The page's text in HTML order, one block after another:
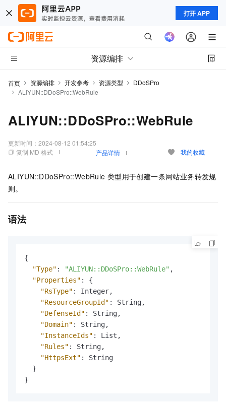
打开 APP
资源编排
首页 资源编排 开发参考 资源类型
DDoSPro
ALIYUN::DDoSPro::WebRule
ALIYUN::DDoSPro::WebRule
更新时间： 2024-08-12 01:54:25
复制 MD 格式
产品详情 我的收藏
ALIYUN::DDoSPro::WebRule 类型用于创建一条网站业务转发规
则。
语法
{
"Type" : "ALIYUN::DDoSPro::WebRule" ,
"Properties" :
{
"RsType" : Integer,
"ResourceGroupId" : String,
"DefenseId" : String,
"Domain" : String,
"InstanceIds" : List ,
"Rules" : String,
"HttpsExt" :
String
}
}